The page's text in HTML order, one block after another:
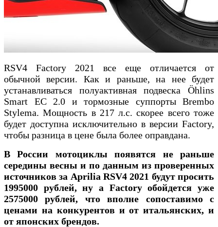
RSV4 Factory 2021 все еще отличается от
обычной версии. Как и раньше, на нее будет
устанавливаться полуактивная подвеска Öhlins
Smart EC 2.0 и тормозные суппорты Brembo
Stylema. Мощность в 217 л.с. скорее всего тоже
будет доступна исключительно в версии Factory,
чтобы разница в цене была более оправдана.
В России мотоциклы появятся не раньше
середины весны и по данным из проверенных
источников за Aprilia RSV4 2021 будут просить
1995000 рублей, ну а Factory обойдется уже
2575000 рублей, что вполне сопоставимо с
ценами на конкурентов и от итальянских, и
от японских брендов.